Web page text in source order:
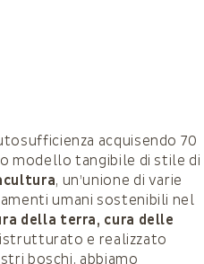
acquisendo 70
modello tangibile di stile di
, un’unione di varie
umani sostenibili nel
della terra, cura delle
e realizzato
boschi, abbiamo